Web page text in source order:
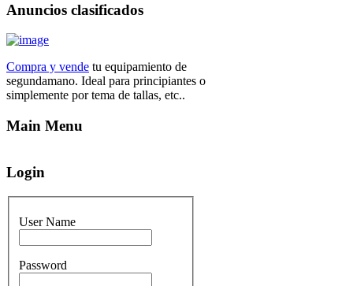
Anuncios clasificados
Compra y vende tu equipamiento de
segundamano. Ideal para principiantes o
simplemente por tema de tallas, etc..
Main Menu
Login
User Name
Password